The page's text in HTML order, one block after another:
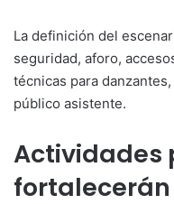
La definición del
seguridad, aforo,
técnicas para
público asistente.
Actividades